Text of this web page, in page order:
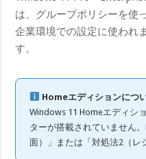
は、グループポリシーを使
企業環境での設定に使われ
す。
Homeエディションにつ
Windows 11 Homeエディシ
ターが搭載されていません
面）」または「対処法2（レ